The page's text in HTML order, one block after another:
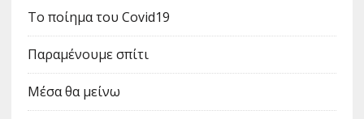
Το ποίημα του Covid19
Παραμένουμε σπίτι
Μέσα θα μείνω